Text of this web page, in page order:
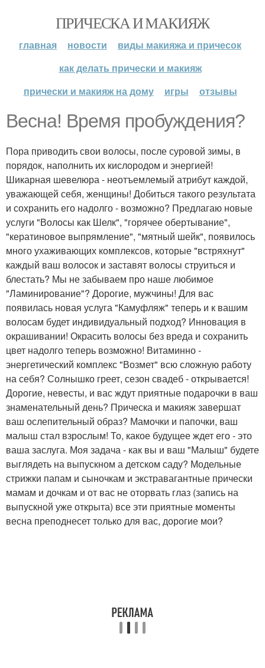
ПРИЧЕСКА И МАКИЯЖ
главная новости
виды макияжа и причесок
как делать прически и макияж
прически и макияж на дому
игры отзывы
Весна! Время пробуждения?
Пора приводить свои волосы, после суровой зимы, в
порядок, наполнить их кислородом и энергией!
Шикарная шевелюра - неотъемлемый атрибут каждой,
уважающей себя, женщины! Добиться такого результата
и сохранить его надолго - возможно? Предлагаю новые
услуги "Волосы как Шелк", "горячее обертывание",
"кератиновое выпрямление", "мятный шейк", появилось
много ухаживающих комплексов, которые "встряхнут"
каждый ваш волосок и заставят волосы струиться и
блестать? Мы не забываем про наше любимое
"Ламинирование"? Дорогие, мужчины! Для вас
появилась новая услуга "Камуфляж" теперь и к вашим
волосам будет индивидуальный подход? Инновация в
окрашивании! Окрасить волосы без вреда и сохранить
цвет надолго теперь возможно! Витаминно -
энергетический комплекс "Возмет" всю сложную работу
на себя? Солнышко греет, сезон свадеб - открывается!
Дорогие, невесты, и вас ждут приятные подарочки в ваш
знаменательный день? Прическа и макияж завершат
ваш ослепительный образ? Мамочки и папочки, ваш
малыш стал взрослым! То, какое будущее ждет его - это
ваша заслуга. Моя задача - как вы и ваш "Малыш" будете
выглядеть на выпускном а детском саду? Модельные
стрижки папам и сыночкам и экстравагантные прически
мамам и дочкам и от вас не оторвать глаз (запись на
выпускной уже открыта) все эти приятные моменты
весна преподнесет только для вас, дорогие мои?